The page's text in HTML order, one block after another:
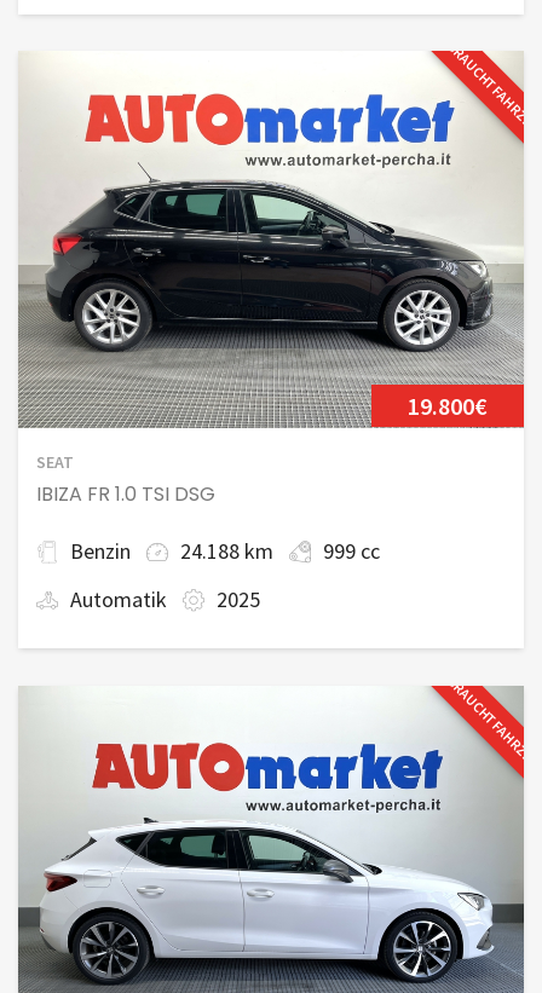
19.800€
SEAT
IBIZA FR 1.0 TSI DSG
Benzin 24.188 km
999 cc
Automatik
2025